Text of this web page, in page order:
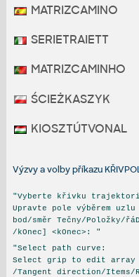
MATRIZCAMINO
SERIETRAIETT
MATRIZCAMINHO
ŚCIEŻKASZYK
KIOSZTÚTVONAL
Výzvy a volby příkazu
"Vyberte křivku
Upravte pole výběrem
bod/směr Tečny/Položky/
/kOnec] <kOnec>: "
"Select path curve:
Select grip to edit array
/Tangent direction/Items/